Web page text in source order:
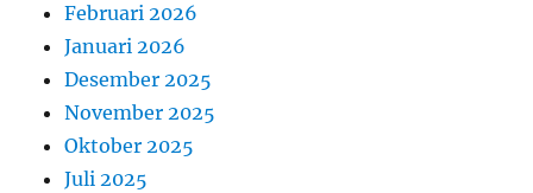
Februari 2026
Januari 2026
Desember 2025
November 2025
Oktober 2025
Juli 2025